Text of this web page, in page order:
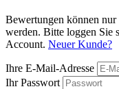
Bewertungen können nur
werden. Bitte loggen Sie
Account. Neuer Kunde?
Ihre E-Mail-Adresse
Ihr Passwort